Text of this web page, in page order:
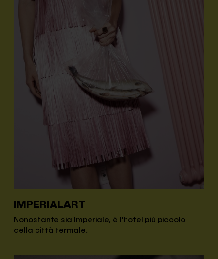
IMPERIALART
Nonostante sia Imperiale, è l'hotel più piccolo
della città termale.